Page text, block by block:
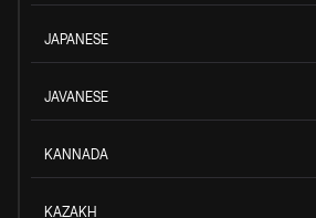
JAPANESE
JAVANESE
KANNADA
KAZAKH